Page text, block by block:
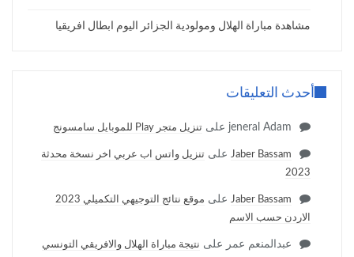
مشاهدة مباراة الهلال ومولودية الجزائر اليوم ابطال افريقيا
أحدث التعليقات
jeneral Adam على تنزيل متجر Play للموبايل سامسونج
Jaber Bassam على تنزيل واتس اب عربي اخر نسخة محدثة
2023
Jaber Bassam على
موقع نتائج التوجيهي التكميلي 2023
الاردن حسب الاسم
عبدالمنعم عمر على نتيجة مباراة الهلال والافريقي التونسي